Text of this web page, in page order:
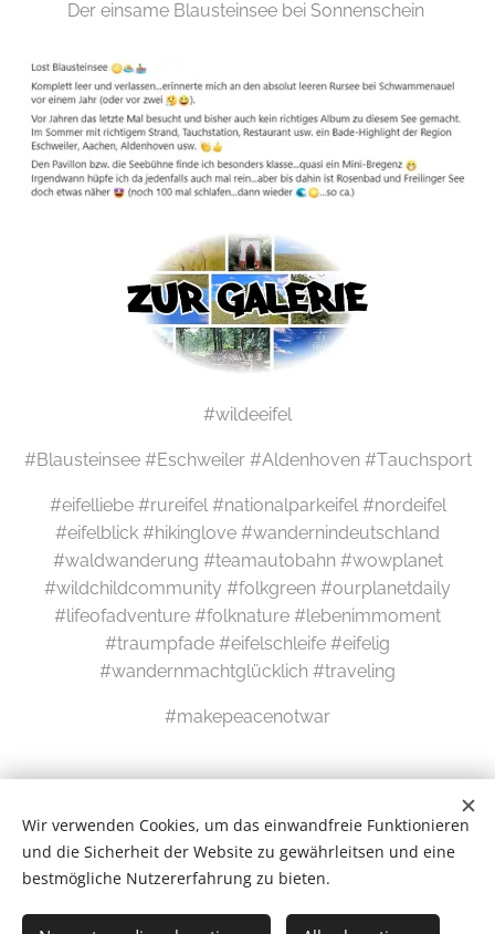
Der einsame Blausteinsee bei Sonnenschein
#wildeeifel
#Blausteinsee #Eschweiler #Aldenhoven #Tauchsport
#eifelliebe #rureifel #nationalparkeifel #nordeifel
#eifelblick #hikinglove #wandernindeutschland
#waldwanderung #teamautobahn #wowplanet
#wildchildcommunity #folkgreen #ourplanetdaily
#lifeofadventure #folknature #lebenimmoment
#traumpfade #eifelschleife #eifelig
#wandernmachtglücklich #traveling
#makepeacenotwar
Wir verwenden Cookies, um das einwandfreie Funktionieren
und die Sicherheit der Website zu gewährleitsen und eine
bestmögliche Nutzererfahrung zu bieten.